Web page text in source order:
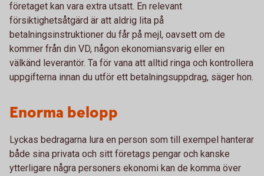
företaget kan vara extra utsatt. En relevant
försiktighetsåtgärd är att aldrig lita på
betalningsinstruktioner du får på mejl, oavsett om de
kommer från din VD, någon ekonomiansvarig eller en
välkänd leverantör. Ta för vana att alltid ringa och kontrollera
uppgifterna innan du utför ett betalningsuppdrag, säger hon.
Enorma belopp
Lyckas bedragarna lura en person som till exempel hanterar
både sina privata och sitt företags pengar och kanske
ytterligare några personers ekonomi kan de komma över